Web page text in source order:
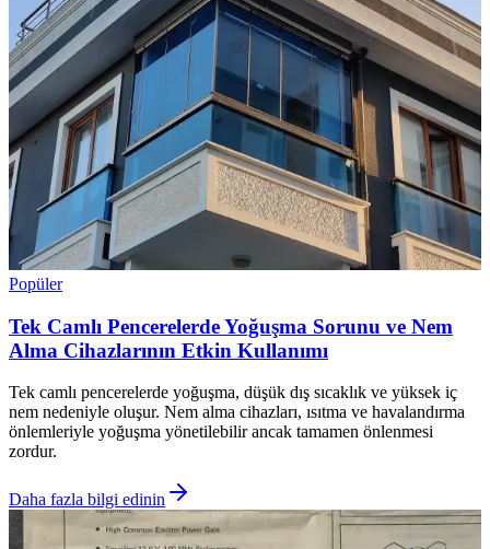
Popüler
Tek Camlı Pencerelerde Yoğuşma Sorunu ve Nem
Alma Cihazlarının Etkin Kullanımı
Tek camlı pencerelerde yoğuşma, düşük dış sıcaklık ve yüksek iç
nem nedeniyle oluşur. Nem alma cihazları, ısıtma ve havalandırma
önlemleriyle yoğuşma yönetilebilir ancak tamamen önlenmesi
zordur.
Daha fazla bilgi edinin